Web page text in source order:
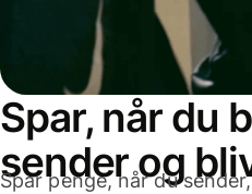
Spar, når du
sender og
Spar penge, når du